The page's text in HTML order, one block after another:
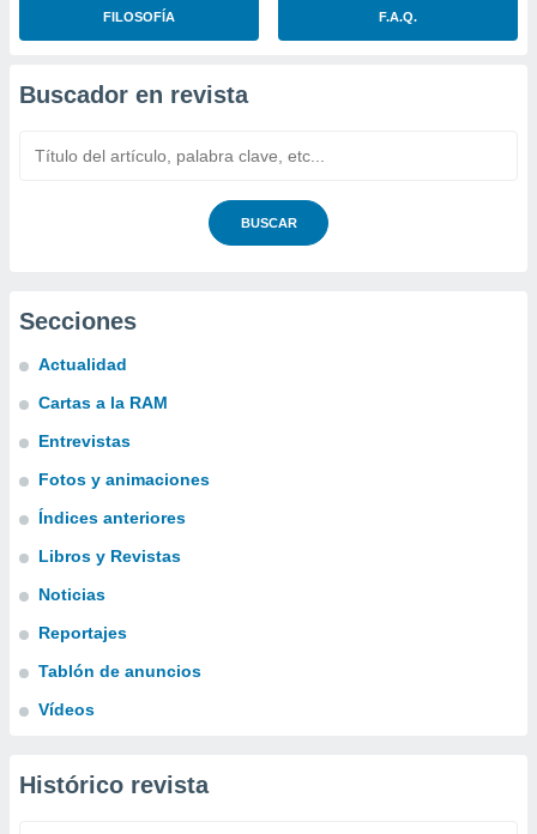
FILOSOFÍA F.A.Q.
Buscador en revista
BUSCAR
Secciones
Actualidad
Cartas a la RAM
Entrevistas
Fotos y animaciones
Índices anteriores
Libros y Revistas
Noticias
Reportajes
Tablón de anuncios
Vídeos
Histórico revista